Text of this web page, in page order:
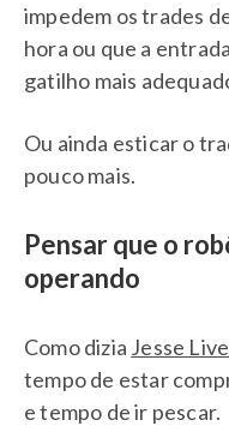
impedem os trades
hora ou que a
gatilho mais
Ou ainda esticar o
pouco mais.
Pensar que o
operando
Como dizia Jesse
tempo de estar
e tempo de ir pescar.